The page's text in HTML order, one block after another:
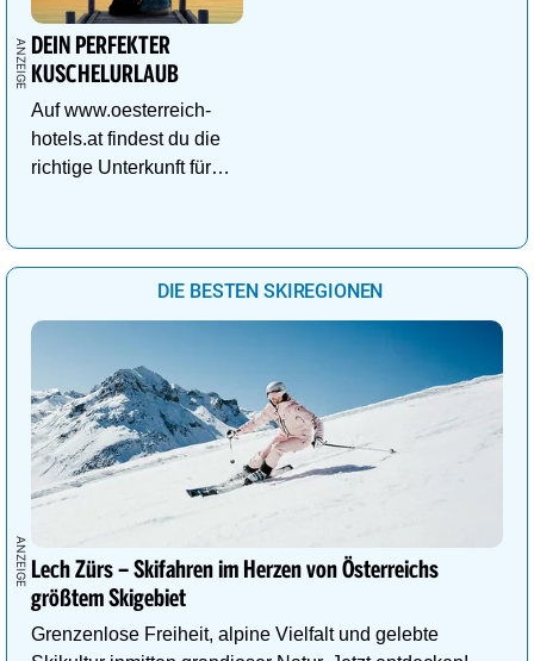
DEIN PERFEKTER
KUSCHELURLAUB
Auf www.oesterreich-
hotels.at findest du die
richtige Unterkunft für
DIE BESTEN SKIREGIONEN
Lech Zürs – Skifahren im Herzen von Österreichs
größtem Skigebiet
Grenzenlose Freiheit, alpine Vielfalt und gelebte